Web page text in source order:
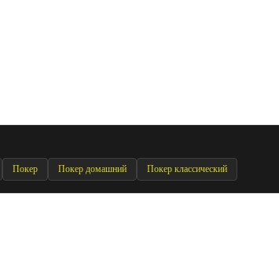
Покер Покер домашний Покер классический